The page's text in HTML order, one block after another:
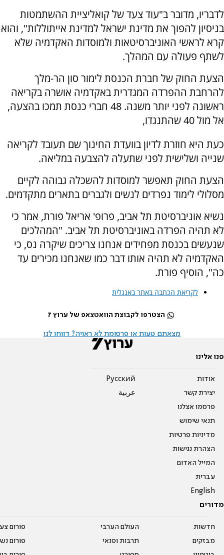
לדבריו, מדובר ב"עוד צעד של קואליציית ההשתמטות
בניסיון להפוך את מדינת ישראל למדינת אייתוללות", והוא
קרא לראשי האוניברסיטאות ולמוסדות האקדמיה שלא
לשתף פעולה עם המהלך.
הצעת החוק של חברת הכנסת לימור סון הר-מלך
להרחבת ההפרדה המגדרית באקדמיה אושרה בקריאה
ראשונה לפני יותר משנה. 48 חברי כנסת תמכו בהצעה,
אל מול 40 שהתנגדו,
כעת היא חוזרת לדיון בוועדת החינוך שם תעובד לקריאה
שנייה ושלישית לפני שתעלה להצבעה במליאה.
הצעת החוק תאפשר למוסדות להשכלה גבוהה לקיים
מסלולי לימוד נפרדים לנשים ולגברים בתארים מתקדמים.
נשיא אוניברסיטת תל אביב, פרופ' אריאל פורת, אמר כי
לא תהיה הפרדה באוניברסיטת תל אביב. "המהלכים
שנעשים בכנסת מפחידים אנחנו צריכים שיקרה נס, כי
האקדמיה לא תהיה אותו דבר כמו שאנחנו מכירים עד
כה", הוסיף פורת.
לקריאת הכתבה באתר באנגלית
הצטרפו לקבוצת הוואטצאפ של ערוץ 7
מצאתם טעות או פרסומת לא ראויה? דווחו לנו
פנו אלינו
אודות
יצירת קשר
פרסמו אצלנו
תנאי שימוש
מדיניות פרטיות
הצהרת נגישות
המייל האדום
עברית
English
Pусский
عربية
מדורים
חדשות
מבזקים
העולם הערבי
תרבות ופנאי
פורום
פורום